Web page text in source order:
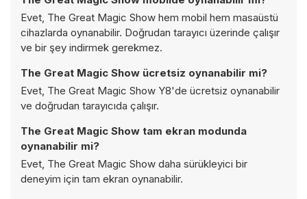
Evet, The Great Magic Show hem mobil hem masaüstü
cihazlarda oynanabilir. Doğrudan tarayıcı üzerinde çalışır
ve bir şey indirmek gerekmez.
The Great Magic Show ücretsiz oynanabilir mi?
Evet, The Great Magic Show Y8'de ücretsiz oynanabilir
ve doğrudan tarayıcıda çalışır.
The Great Magic Show tam ekran modunda
oynanabilir mi?
Evet, The Great Magic Show daha sürükleyici bir
deneyim için tam ekran oynanabilir.